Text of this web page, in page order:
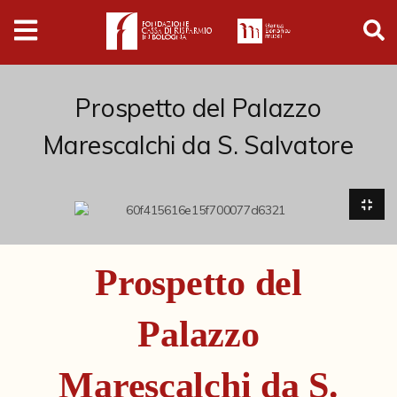
Digital
Humanities
Donazioni
Pubblicazioni
Collezioni
Cataloghi storici
Prospetto del Palazzo
Marescalchi da S. Salvatore
Prospetto del
Palazzo
Marescalchi da S.